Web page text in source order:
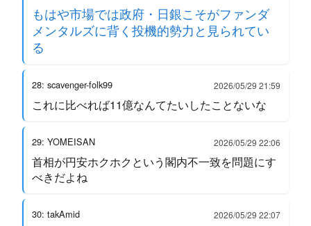
もはや市場では政府・日銀こそがファンダ
メンタルズに背く投機的勢力と見られてい
る
28: scavenger-folk99 2026/05/29 21:59
これに比べれば11億なんてたいしたことないな
29: YOMEISAN 2026/05/29 22:06
首相が円安ホクホクという閣内不一致を問題にす
べきだよね
30: takAmid 2026/05/29 22:07